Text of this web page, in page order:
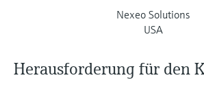
Nexeo Solutions
USA
Herausforderung für den